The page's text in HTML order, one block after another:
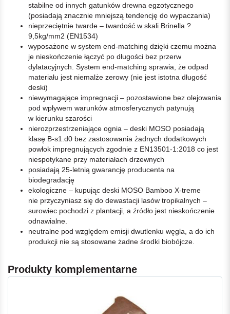
stabilne od innych gatunków drewna egzotycznego
(posiadają znacznie mniejszą tendencję do wypaczania)
nieprzeciętnie twarde – twardość w skali Brinella ?
9,5kg/mm2 (EN1534)
wyposażone w system end-matching dzięki czemu można
je nieskończenie łączyć po długości bez przerw
dylatacyjnych. System end-matching sprawia, że odpad
materiału jest niemalże zerowy (nie jest istotna długość
deski)
niewymagające impregnacji – pozostawione bez olejowania
pod wpływem warunków atmosferycznych patynują
w kierunku szarości
nierozprzestrzeniające ognia – deski MOSO posiadają
klasę B-s1.d0 bez zastosowania żadnych dodatkowych
powłok impregnujących zgodnie z EN13501-1:2018 co jest
niespotykane przy materiałach drzewnych
posiadają 25-letnią gwarancję producenta na
biodegradację
ekologiczne – kupując deski MOSO Bamboo X-treme
nie przyczyniasz się do dewastacji lasów tropikalnych –
surowiec pochodzi z plantacji, a źródło jest nieskończenie
odnawialne.
neutralne pod względem emisji dwutlenku węgla, a do ich
produkcji nie są stosowane żadne środki biobójcze.
Produkty komplementarne